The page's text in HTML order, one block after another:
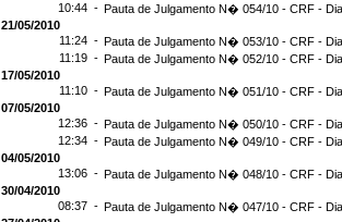
10:44 - Pauta de Julgamento N� 054/10 - CRF -
21/05/2010
11:24 - Pauta de Julgamento N� 053/10 - CRF -
11:19 - Pauta de Julgamento N� 052/10 - CRF -
17/05/2010
11:10 - Pauta de Julgamento N� 051/10 - CRF -
07/05/2010
12:36 - Pauta de Julgamento N� 050/10 - CRF -
12:34 - Pauta de Julgamento N� 049/10 - CRF -
04/05/2010
13:06 - Pauta de Julgamento N� 048/10 - CRF -
30/04/2010
08:37 - Pauta de Julgamento N� 047/10 - CRF -